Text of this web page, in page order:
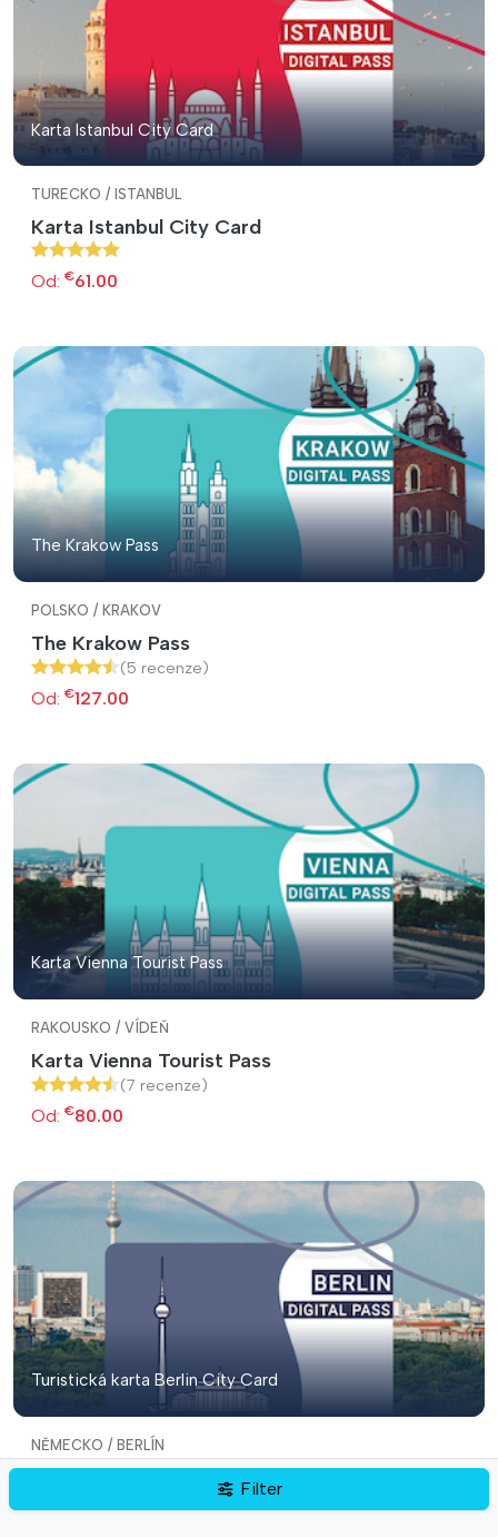
Karta Istanbul City Card
TURECKO / ISTANBUL
Karta Istanbul City Card
Od: €61.00
The Krakow Pass
POLSKO / KRAKOV
The Krakow Pass
(5 recenze)
Od: €127.00
Karta Vienna Tourist Pass
RAKOUSKO / VÍDEŇ
Karta Vienna Tourist Pass
(7 recenze)
Od: €80.00
Turistická karta Berlin City Card
NĚMECKO / BERLÍN
Turistická karta Berlin City Card
Filter